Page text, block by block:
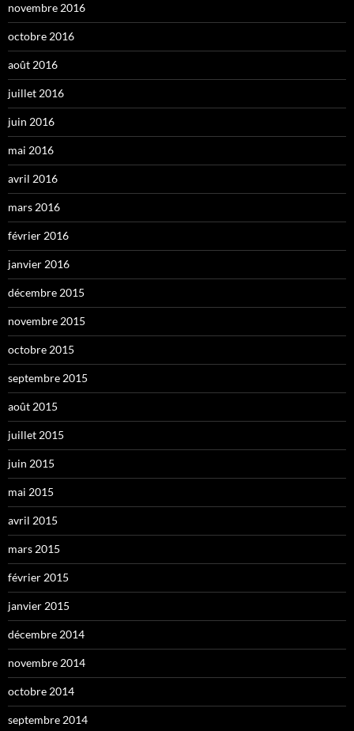
novembre 2016
octobre 2016
août 2016
juillet 2016
juin 2016
mai 2016
avril 2016
mars 2016
février 2016
janvier 2016
décembre 2015
novembre 2015
octobre 2015
septembre 2015
août 2015
juillet 2015
juin 2015
mai 2015
avril 2015
mars 2015
février 2015
janvier 2015
décembre 2014
novembre 2014
octobre 2014
septembre 2014